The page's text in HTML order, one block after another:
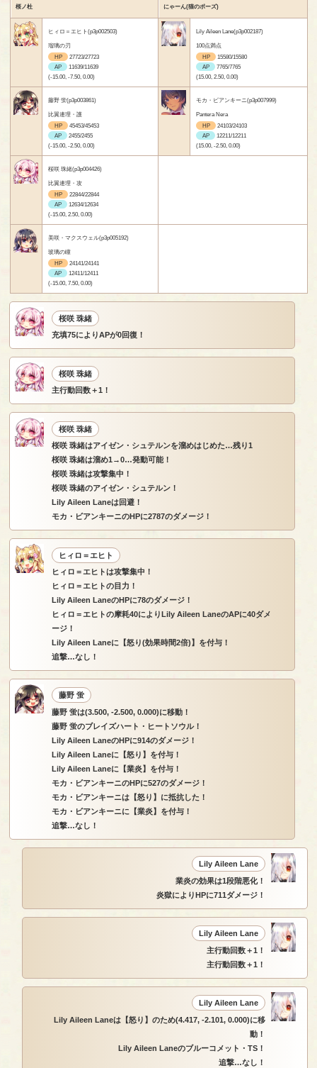
桜ノ杜 にゃーん(猫のポーズ)
ヒィロ＝エヒト(p3p002503)
瑠璃の刃
HP
27723/27723
AP
11639/11639
(-15.00, -7.50, 0.00)
Lily Aileen Lane(p3p002187)
100点満点
HP
15580/15580
AP
7765/7765
(15.00, 2.50, 0.00)
藤野 蛍(p3p003861)
比翼連理・護
HP
45453/45453
AP
2455/2455
(-15.00, -2.50, 0.00)
モカ・ビアンキーニ(p3p007999)
Pantera Nera
HP
24103/24103
AP
12211/12211
(15.00, -2.50, 0.00)
桜咲 珠緒(p3p004426)
比翼連理・攻
HP
22844/22844
AP
12634/12634
(-15.00, 2.50, 0.00)
美咲・マクスウェル(p3p005192)
玻璃の瞳
HP
24141/24141
AP
12411/12411
(-15.00, 7.50, 0.00)
桜咲 珠緒
充填75によりAPが0回復！
桜咲 珠緒
主行動回数＋1！
桜咲 珠緒
桜咲 珠緒はアイゼン・シュテルンを溜めはじめた…残り1
桜咲 珠緒は溜め1→0…発動可能！
桜咲 珠緒は攻撃集中！
桜咲 珠緒のアイゼン・シュテルン！
Lily Aileen Laneは回避！
モカ・ビアンキーニのHPに2787のダメージ！
ヒィロ＝エヒト
ヒィロ＝エヒトは攻撃集中！
ヒィロ＝エヒトの目力！
Lily Aileen LaneのHPに78のダメージ！
ヒィロ＝エヒトの摩耗40によりLily Aileen LaneのAPに40ダメ
ージ！
Lily Aileen Laneに【怒り(効果時間2倍)】を付与！
追撃…なし！
藤野 蛍
藤野 蛍は(3.500, -2.500, 0.000)に移動！
藤野 蛍のブレイズハート・ヒートソウル！
Lily Aileen LaneのHPに914のダメージ！
Lily Aileen Laneに【怒り】を付与！
Lily Aileen Laneに【業炎】を付与！
モカ・ビアンキーニのHPに527のダメージ！
モカ・ビアンキーニは【怒り】に抵抗した！
モカ・ビアンキーニに【業炎】を付与！
追撃…なし！
Lily Aileen Lane
業炎の効果は1段階悪化！
炎獄によりHPに711ダメージ！
Lily Aileen Lane
主行動回数＋1！
主行動回数＋1！
Lily Aileen Lane
Lily Aileen Laneは【怒り】のため(4.417, -2.101, 0.000)に移
動！
Lily Aileen Laneのブルーコメット・TS！
追撃…なし！